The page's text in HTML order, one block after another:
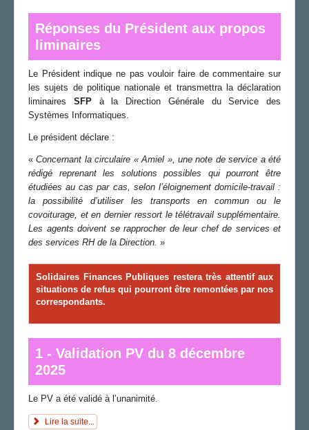
Réponses du Président aux propos
liminaires
Le Président indique ne pas vouloir faire de commentaire sur
les sujets de politique nationale et transmettra la déclaration
liminaires SFPà la Direction Générale du Service des
Systèmes Informatiques.
Le président déclare :
«Concernant la circulaire « Amiel », une note de service a été
rédigé reprenant les solutions possibles quipourront être
étudiées au cas par cas, selon l’éloignement domicile-travail :
la possibilité d’utiliser les transports en commun ou le
covoiturage, et en dernier ressort le télétravail supplémentaire.
Les agents doivent se rapprocher de leur chef de services et
des services RH de la Direction. »
Solidaires Finances Publiques restera très attentif aux
situations de refus qui pourront être remontées par nos
correspondants.
1 - Validation PV du 8 décembre
2025
Le PV a été validé à l’unanimité.
Lire la suite...